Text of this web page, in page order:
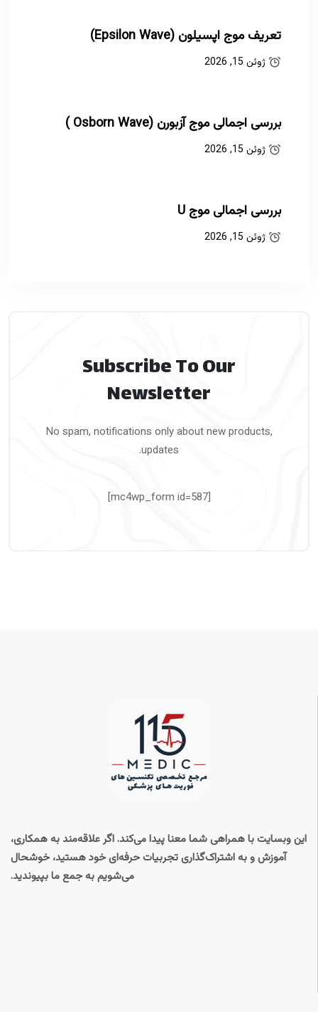
تعریف موج اپسیلون (Epsilon Wave)
ژوئن 15, 2026
بررسی اجمالی موج آزبورن (Osborn Wave )
ژوئن 15, 2026
بررسی اجمالی موج U
ژوئن 15, 2026
Subscribe To Our
Newsletter
No spam, notifications only about new products,
updates.
[mc4wp_form id=587]
این وبسایت با همراهی شما معنا پیدا می‌کند. اگر علاقه‌مند به همکاری،
آموزش و به اشتراک‌گذاری تجربیات حرفه‌ای خود هستید، خوشحال
می‌شویم به جمع ما بپیوندید.